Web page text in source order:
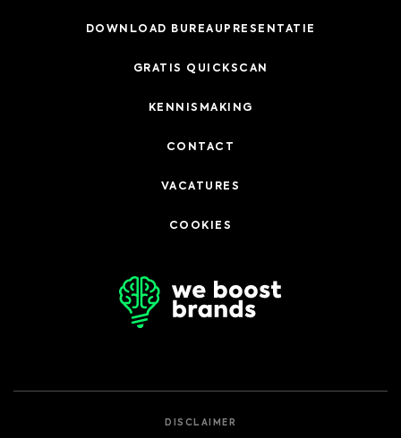
DOWNLOAD BUREAUPRESENTATIE
GRATIS QUICKSCAN
KENNISMAKING
CONTACT
VACATURES
COOKIES
DISCLAIMER